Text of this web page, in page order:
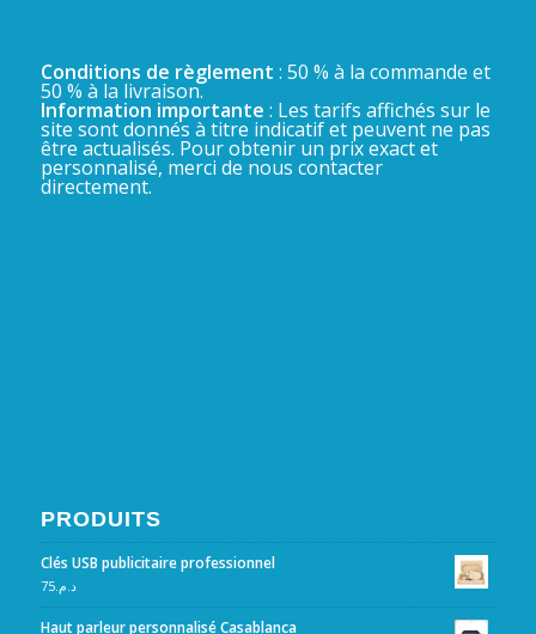
Conditions de règlement : 50 % à la commande et
50 % à la livraison.
Information importante : Les tarifs affichés sur le
site sont donnés à titre indicatif et peuvent ne pas
être actualisés. Pour obtenir un prix exact et
personnalisé, merci de nous contacter
directement.
PRODUITS
Clés USB publicitaire professionnel
د.م.75
Haut parleur personnalisé Casablanca